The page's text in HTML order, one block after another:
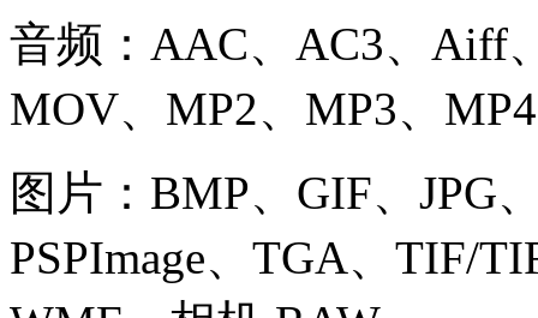
音频：AAC、AC3、Aiff
MOV、MP2、MP3、
图片：BMP、GIF、JPG
PSPImage、TGA、TIF/